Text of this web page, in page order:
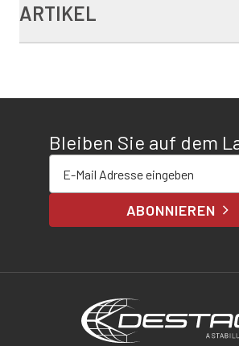
ARTIKEL
Bleiben Sie auf dem
ABONNIEREN